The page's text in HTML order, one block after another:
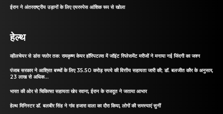
ईरान ने अंतरराष्ट्रीय उड़ानों के लिए एयरस्पेस आंशिक रूप से खोला
हेल्थ
व्हीलचेयर से डांस फ्लोर तक: रामकृष्ण केयर हॉस्पिटल्स में जॉइंट रिप्लेसमेंट मरीजों ने मनाया नई जिंदगी का जश्न
पंजाब सरकार ने आश्रित बच्चों के लिए 35.50 करोड़ रुपये की वित्तीय सहायता जारी की; डॉ. बलजीत कौर के अनुसार,
23 लाख से अधिक...
भारत की ओर से चिकित्सा सहायता खेप रवाना, ईरान के राजदूत ने जताया आभार
हेल्थ मिनिस्टर डॉ. बलबीर सिंह ने गांव हजारा वाला का दौरा किया, लोगों की समस्याएं सुनीं